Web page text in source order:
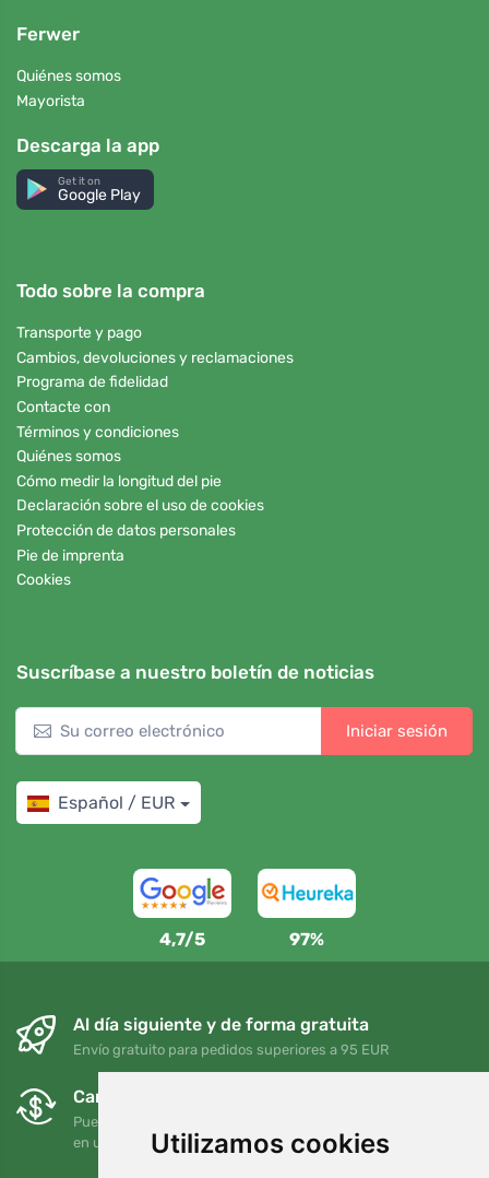
Utilizamos cookies
Ferwer
Quiénes somos
Mayorista
Descarga la app
Get it on
Google Play
Todo sobre la compra
Transporte y pago
Cambios, devoluciones y reclamaciones
Programa de fidelidad
Contacte con
Términos y condiciones
Quiénes somos
Cómo medir la longitud del pie
Declaración sobre el uso de cookies
Protección de datos personales
Pie de imprenta
Cookies
Suscríbase a nuestro boletín de noticias
Iniciar sesión
Español / EUR
4,7/5 97%
Al día siguiente y de forma gratuita
Envío gratuito para pedidos superiores a 95 EUR
Cambios y devoluciones gratuitos
Puede devolver o cambiar su pedido en cualquier momento
en un plazo de 90 días